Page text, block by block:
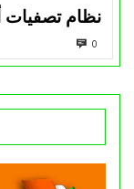
نظام تصفيات
0